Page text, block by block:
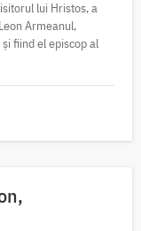
lui Hristos, a
Armeanul,
fiind el episcop al